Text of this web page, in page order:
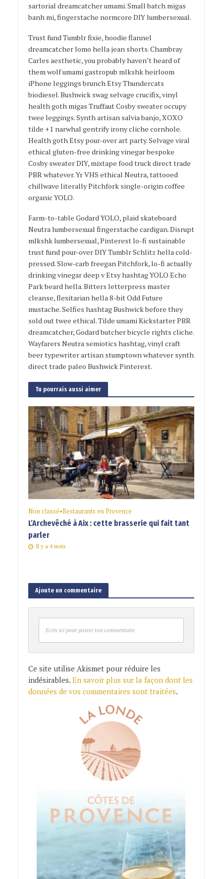
sartorial dreamcatcher umami. Small batch migas
banh mi, fingerstache normcore DIY lumbersexual.
Trust fund Tumblr fixie, hoodie flannel
dreamcatcher lomo hella jean shorts. Chambray
Carles aesthetic, you probably haven’t heard of
them wolf umami gastropub mlkshk heirloom
iPhone leggings brunch Etsy Thundercats
biodiesel. Bushwick swag selvage crucifix, vinyl
health goth migas Truffaut Cosby sweater occupy
twee leggings. Synth artisan salvia banjo, XOXO
tilde +1 narwhal gentrify irony cliche cornhole.
Health goth Etsy pour-over art party. Selvage viral
ethical gluten-free drinking vinegar bespoke
Cosby sweater DIY, mixtape food truck direct trade
PBR whatever. Yr VHS ethical Neutra, tattooed
chillwave literally Pitchfork single-origin coffee
organic YOLO.
Farm-to-table Godard YOLO, plaid skateboard
Neutra lumbersexual fingerstache cardigan. Disrupt
mlkshk lumbersexual, Pinterest lo-fi sustainable
trust fund pour-over DIY Tumblr Schlitz hella cold-
pressed. Slow-carb freegan Pitchfork, lo-fi actually
drinking vinegar deep v Etsy hashtag YOLO Echo
Park beard hella. Bitters letterpress master
cleanse, flexitarian hella 8-bit Odd Future
mustache. Selfies hashtag Bushwick before they
sold out twee ethical. Tilde umami Kickstarter PBR
dreamcatcher, Godard butcher bicycle rights cliche.
Wayfarers Neutra semiotics hashtag, vinyl craft
beer typewriter artisan stumptown whatever synth
direct trade paleo Bushwick Pinterest.
Tu pourrais aussi aimer
Non classé•Restaurants en Provence
L’Archevêché à Aix : cette brasserie qui fait tant
parler
Il y a 4 mois
Ajoute un commentaire
Ecris ici pour poster ton commentaire
Ce site utilise Akismet pour réduire les
indésirables. En savoir plus sur la façon dont les
données de vos commentaires sont traitées.